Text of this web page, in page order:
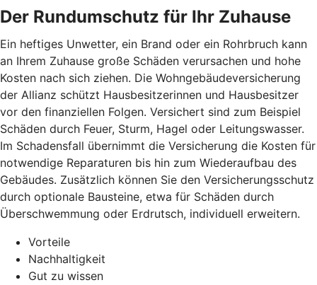
Der Rundumschutz für Ihr Zuhause
Ein heftiges Unwetter, ein Brand oder ein Rohrbruch kann
an Ihrem Zuhause große Schäden verursachen und hohe
Kosten nach sich ziehen. Die Wohngebäudeversicherung
der Allianz schützt Hausbesitzerinnen und Hausbesitzer
vor den finanziellen Folgen. Versichert sind zum Beispiel
Schäden durch Feuer, Sturm, Hagel oder Leitungswasser.
Im Schadensfall übernimmt die Versicherung die Kosten für
notwendige Reparaturen bis hin zum Wiederaufbau des
Gebäudes. Zusätzlich können Sie den Versicherungsschutz
durch optionale Bausteine, etwa für Schäden durch
Überschwemmung oder Erdrutsch, individuell erweitern.
Vorteile
Nachhaltigkeit
Gut zu wissen